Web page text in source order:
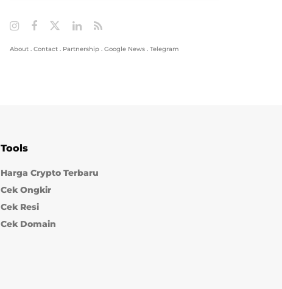
About . Contact . Partnership . Google News . Telegram
Tools
Harga Crypto Terbaru
Cek Ongkir
Cek Resi
Cek Domain